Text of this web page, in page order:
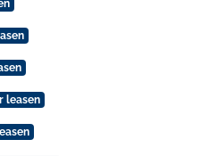
leasen